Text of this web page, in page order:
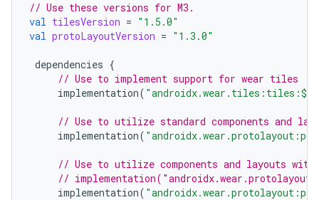
// Use these versions for M3.
val tilesVersion = "1.5.0"
val protoLayoutVersion = "1.3.0"
dependencies {
// Use to implement support for wear tiles
implementation( "androidx.wear.tiles:tiles:$
// Use to utilize standard components and
implementation(
// Use to utilize components and layouts
//
implementation(